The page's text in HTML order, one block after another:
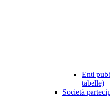
Enti
tabelle)
Società